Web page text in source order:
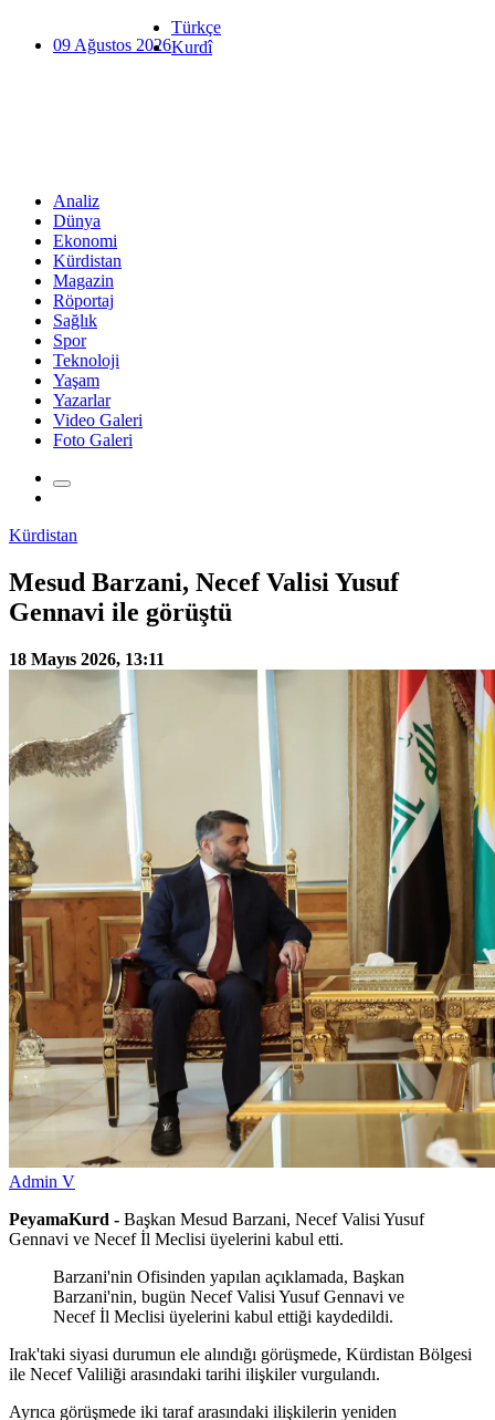
09 Ağustos 2026
Türkçe
Kurdî
Analiz
Dünya
Ekonomi
Kürdistan
Magazin
Röportaj
Sağlık
Spor
Teknoloji
Yaşam
Yazarlar
Video Galeri
Foto Galeri
Kürdistan
Mesud Barzani, Necef Valisi Yusuf
Gennavi ile görüştü
18 Mayıs 2026, 13:11
Admin V
PeyamaKurd - Başkan Mesud Barzani, Necef Valisi Yusuf
Gennavi ve Necef İl Meclisi üyelerini kabul etti.
Barzani'nin Ofisinden yapılan açıklamada, Başkan
Barzani'nin, bugün Necef Valisi Yusuf Gennavi ve
Necef İl Meclisi üyelerini kabul ettiği kaydedildi.
Irak'taki siyasi durumun ele alındığı görüşmede, Kürdistan Bölgesi
ile Necef Valiliği arasındaki tarihi ilişkiler vurgulandı.
Ayrıca görüşmede iki taraf arasındaki ilişkilerin yeniden